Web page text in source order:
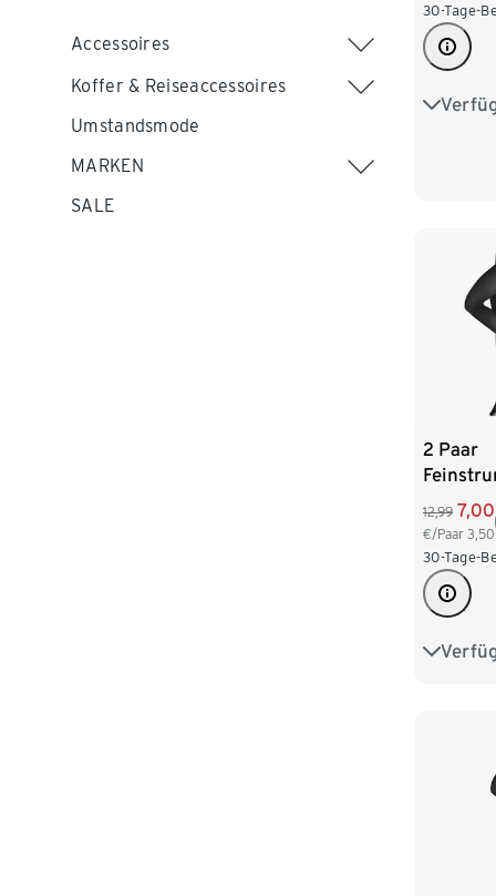
Accessoires
Koffer & Reiseaccessoires
Umstandsmode
MARKEN
SALE
30-Tage-
S 36/38
2 Paar
12,99 7,00
€/Paar 3,50
30-Tage-
S 36/38